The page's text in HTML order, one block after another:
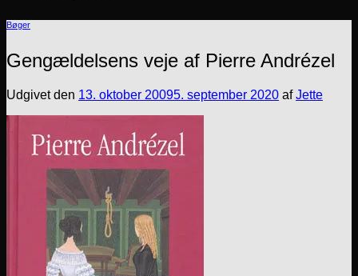
Bøger
Gengældelsens veje af Pierre Andrézel
Udgivet den 13. oktober 20095. september 2020 afJette